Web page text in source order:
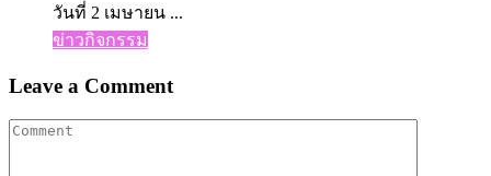
วันที่ 2 เมษายน ...
ข่าวกิจกรรม
Leave a Comment